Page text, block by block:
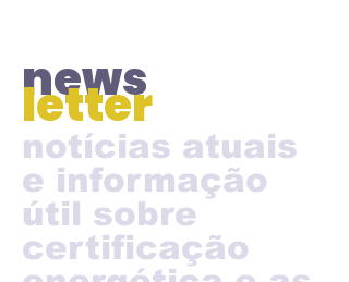
news
letter
notícias atuais
e informação
útil sobre
certificação